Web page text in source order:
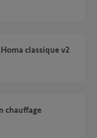
classique v2